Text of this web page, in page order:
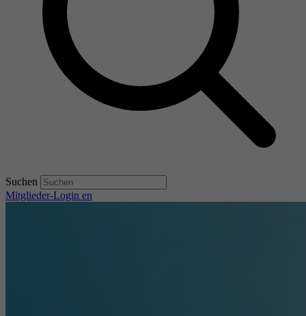
Suchen
Mitglieder-Login en